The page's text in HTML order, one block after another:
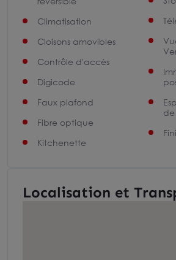
Climatisation
Cloisons amovibles
Contrôle d'accès
Digicode
Faux plafond
Fibre optique
Kitchenette
Localisation et